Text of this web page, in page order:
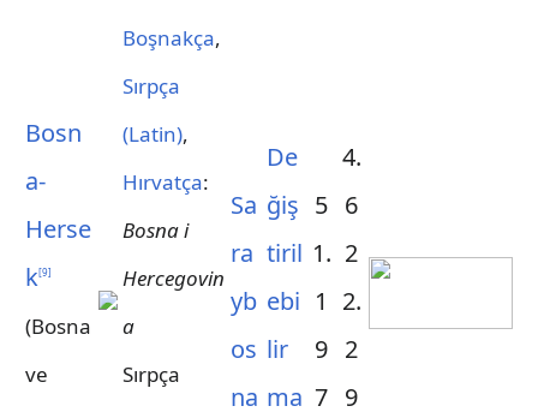
Bosn
a-
Herse
k[9]
(Bosna
ve
Boşnakça,
Sırpça
(Latin),
Hırvatça:
Bosna i
Hercegovin
a
Sırpça
Sa
ra
yb
os
na
De
ğiş
tiril
ebi
lir
ma
5
1.
1
9
7
4.
6
2
2.
2
9